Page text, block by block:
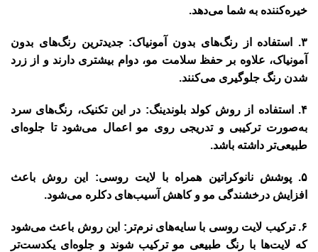
خیره‌کننده به شما می‌دهد.
۳. استفاده از رنگ‌های بدون آمونیاک: جدیدترین رنگ‌های بدون
آمونیاک، علاوه بر حفظ سلامت مو، دوام بیشتری دارند و از زرد
شدن رنگ جلوگیری می‌کنند.
۴. استفاده از روش کولد بلوندینگ: در این تکنیک، رنگ‌های سرد
به‌صورت ترکیبی و تدریجی روی مو اعمال می‌شود تا جلوه‌ای
طبیعی‌تر داشته باشد.
۵. پوشش نانوکراتین همراه با لایت روسی: این روش باعث
افزایش درخشندگی مو و کاهش آسیب‌های دکلره می‌شود.
۶. ترکیب لایت روسی با سایه‌های نرم‌تر : این روش باعث می‌شود
که لایت‌ها با رنگ طبیعی مو ترکیب شوند و جلوه‌ای یکدست‌تر